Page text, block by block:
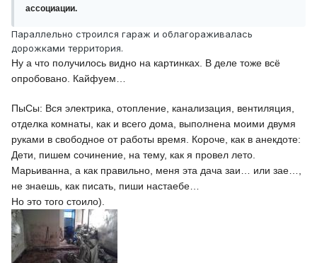
ассоциации.
Параллельно строился гараж и облагораживалась
дорожками территория.
Ну а что получилось видно на картинках. В деле тоже всё
опробовано. Кайфуем…
ПыСы: Вся электрика, отопление, канализация, вентиляция,
отделка комнаты, как и всего дома, выполнена моими двумя
руками в свободное от работы время. Короче, как в анекдоте:
Дети, пишем сочинение, на тему, как я провел лето.
Марьиванна, а как правильно, меня эта дача заи… или зае…,
не знаешь, как писать, пиши настаебе…
Но это того стоило).